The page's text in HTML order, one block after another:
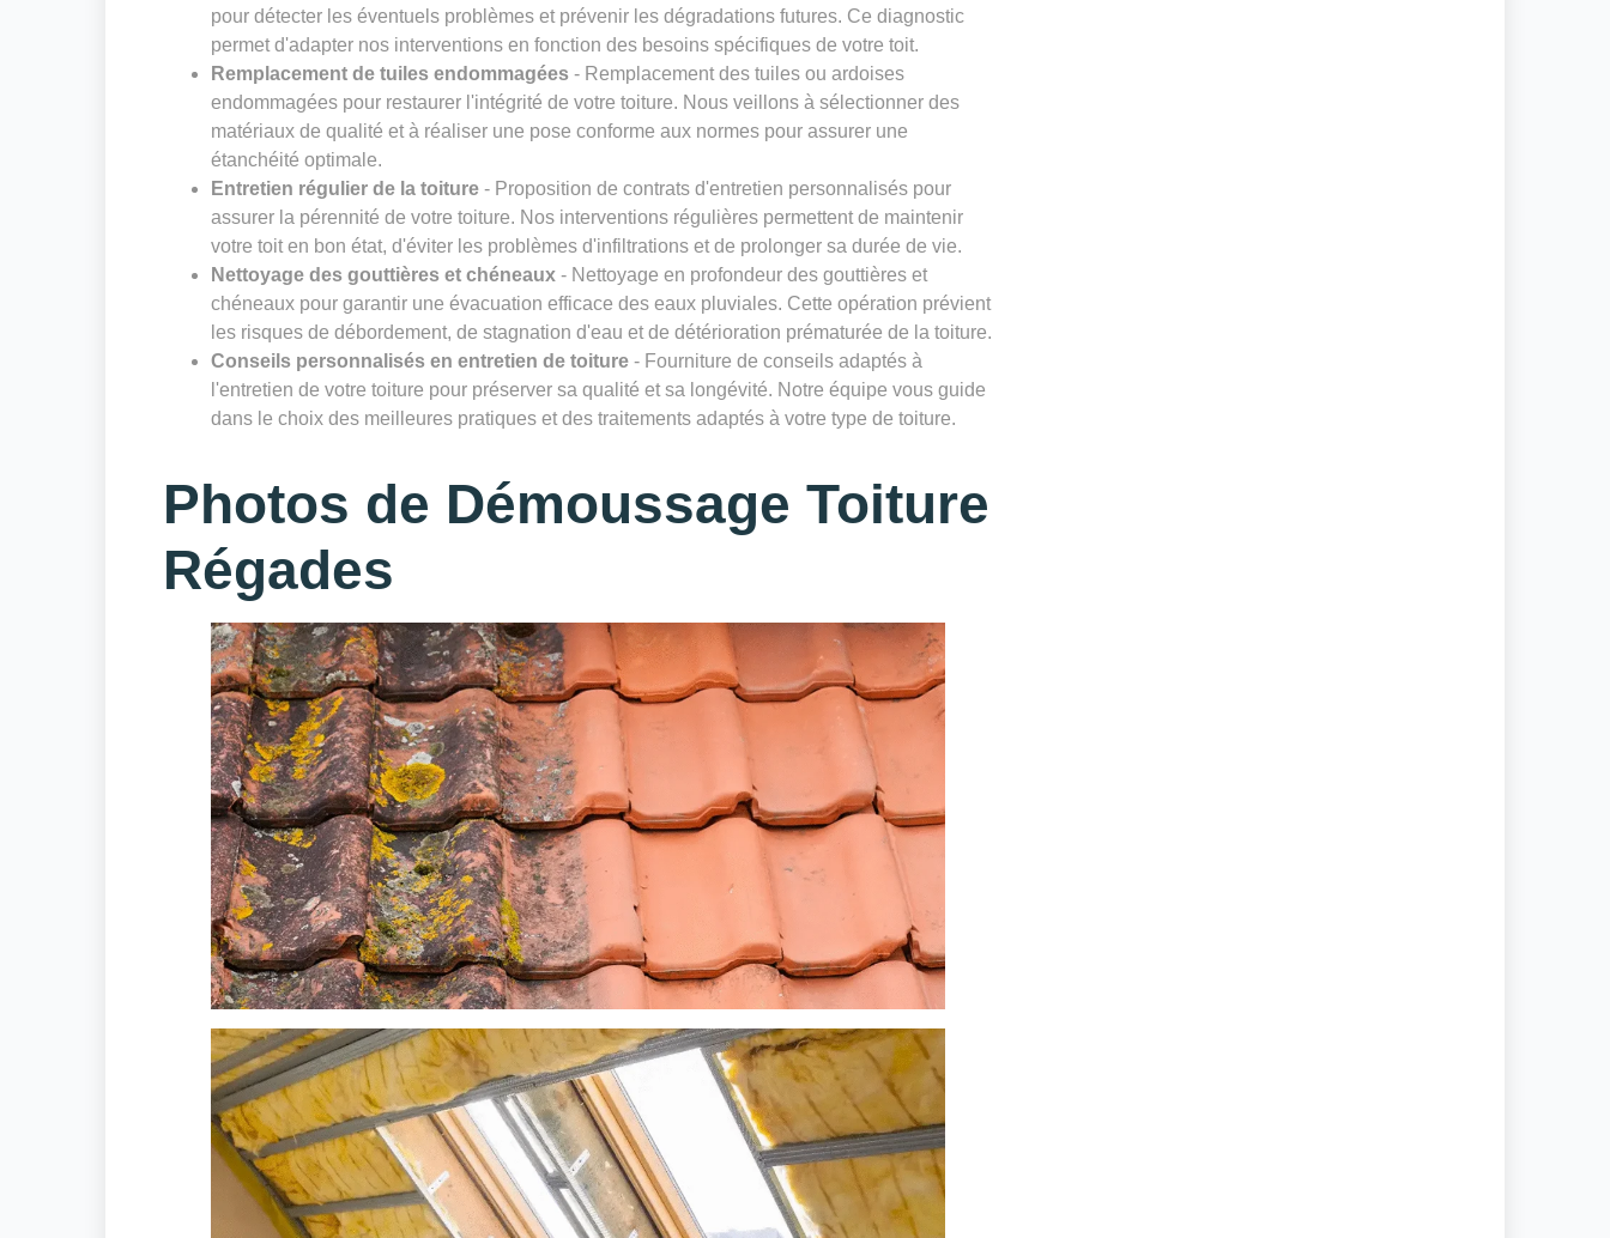
pour détecter les éventuels problèmes et prévenir les dégradations futures. Ce diagnostic
permet d'adapter nos interventions en fonction des besoins spécifiques de votre toit.
Remplacement de tuiles endommagées - Remplacement des tuiles ou ardoises
endommagées pour restaurer l'intégrité de votre toiture. Nous veillons à sélectionner des
matériaux de qualité et à réaliser une pose conforme aux normes pour assurer une
étanchéité optimale.
Entretien régulier de la toiture - Proposition de contrats d'entretien personnalisés pour
assurer la pérennité de votre toiture. Nos interventions régulières permettent de maintenir
votre toit en bon état, d'éviter les problèmes d'infiltrations et de prolonger sa durée de vie.
Nettoyage des gouttières et chéneaux - Nettoyage en profondeur des gouttières et
chéneaux pour garantir une évacuation efficace des eaux pluviales. Cette opération prévient
les risques de débordement, de stagnation d'eau et de détérioration prématurée de la toiture.
Conseils personnalisés en entretien de toiture - Fourniture de conseils adaptés à
l'entretien de votre toiture pour préserver sa qualité et sa longévité. Notre équipe vous guide
dans le choix des meilleures pratiques et des traitements adaptés à votre type de toiture.
Photos de Démoussage Toiture
Régades